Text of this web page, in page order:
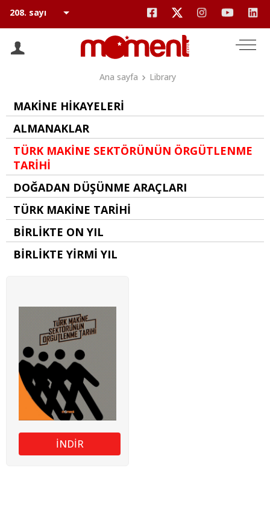
Ana sayfa Library
MAKİNE HİKAYELERİ
ALMANAKLAR
TÜRK MAKİNE SEKTÖRÜNÜN ÖRGÜTLENME
TARİHİ
DOĞADAN DÜŞÜNME ARAÇLARI
TÜRK MAKİNE TARİHİ
BİRLİKTE ON YIL
BİRLİKTE YİRMİ YIL
İNDİR